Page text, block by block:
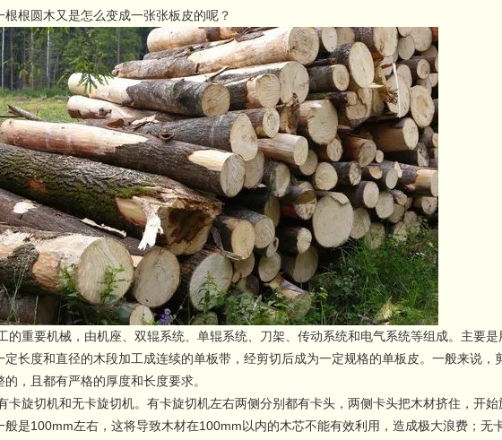
根根圆木又是怎么变成一张张板皮的呢？
要机械，由机座、双辊系统、单辊系统、刀架、传动系统和电气系统等组成。主要是
定长度和直径的木段加工成连续的单板带，经剪切后成为一定规格的单板皮。一般来说，
，且都有严格的厚度和长度要求。
切机和无卡旋切机。有卡旋切机左右两侧分别都有卡头，两侧卡头把木材挤住，开始
般是100mm左右，这将导致木材在100mm以内的木芯不能有效利用，造成极大浪费；无